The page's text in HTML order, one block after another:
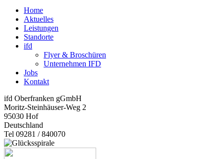
Home
Aktuelles
Leistungen
Standorte
ifd
Flyer & Broschüren
Unternehmen IFD
Jobs
Kontakt
ifd Oberfranken gGmbH
Moritz-Steinhäuser-Weg 2
95030 Hof
Deutschland
Tel 09281 / 840070